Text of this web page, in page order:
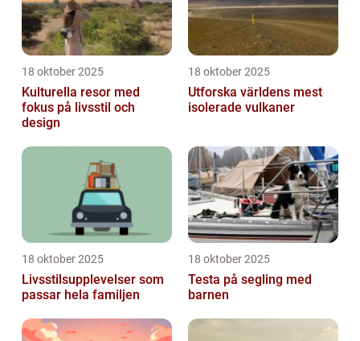
18 oktober 2025
Kulturella resor med
fokus på livsstil och
design
18 oktober 2025
Utforska världens mest
isolerade vulkaner
18 oktober 2025
Livsstilsupplevelser som
passar hela familjen
18 oktober 2025
Testa på segling med
barnen